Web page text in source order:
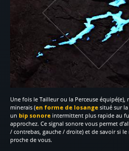
Une fois le Tailleur ou la Perceuse équipé(e),
minerais (en forme de losange situé sur
un bip sonore intermittent plus rapide au
approchez. Ce signal sonore vous permet
/ contrebas, gauche / droite) et de savoir si
proche de vous.